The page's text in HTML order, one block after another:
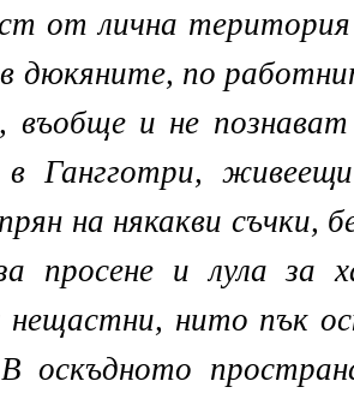
от лична
дюкяните, по
въобще и не
в Гангготри,
на някакви
просене и лула
нещастни, нито пък
оскъдното